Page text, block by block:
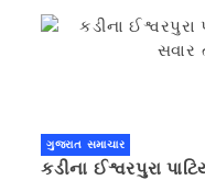
ગુજરાત સમાચાર
કડીના ઈશ્વરપુરા